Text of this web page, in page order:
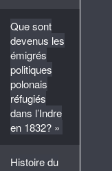
Que sont
devenus les
émigrés
politiques
polonais
réfugiés
dans l’Indre
en 1832? »
Histoire du